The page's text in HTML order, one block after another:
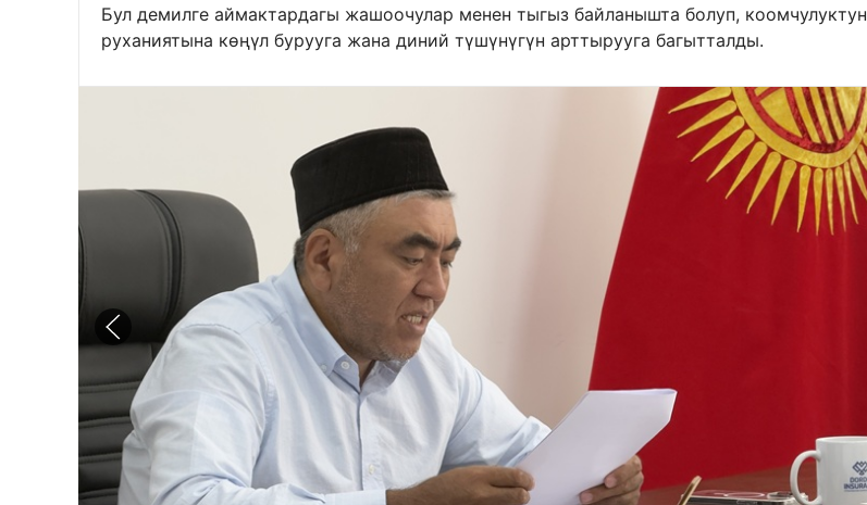
Бул демилге аймактардагы жашоочулар менен тыгыз байланышта болуп, коомчулуктун
руханиятына көңүл бурууга жана диний түшүнүгүн арттырууга багытталды.